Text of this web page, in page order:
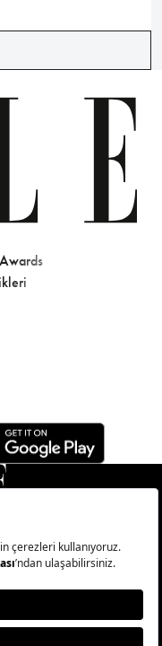
Mahallesi Kuşbakışı
İstanbul